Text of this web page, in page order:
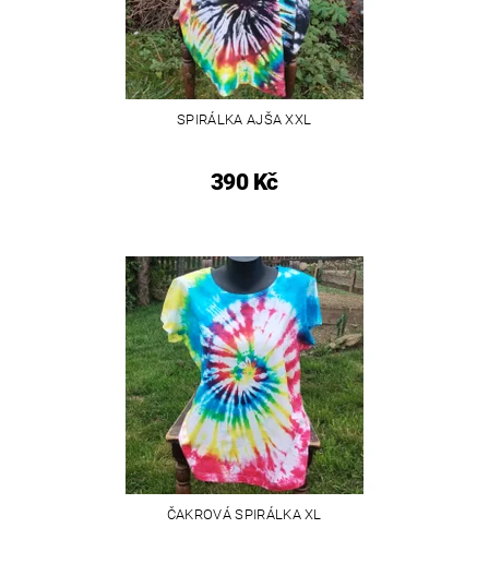
SPIRÁLKA AJŠA XXL
390 Kč
ČAKROVÁ SPIRÁLKA XL